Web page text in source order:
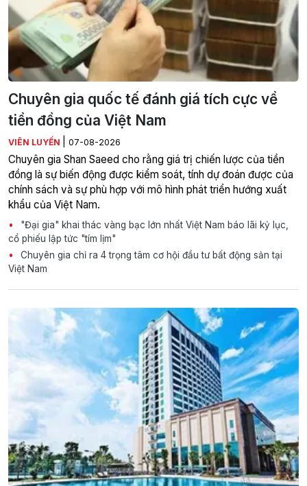
Chuyên gia quốc tế đánh giá tích cực về
tiền đồng của Việt Nam
VIÊN LUYẾN 07-08-2026
Chuyên gia Shan Saeed cho rằng giá trị chiến lược của tiền
đồng là sự biến động được kiểm soát, tính dự đoán được của
chính sách và sự phù hợp với mô hình phát triển hướng xuất
khẩu của Việt Nam.
"Đại gia" khai thác vàng bạc lớn nhất Việt Nam báo lãi kỷ lục,
cổ phiếu lập tức "tím lịm"
Chuyên gia chỉ ra 4 trọng tâm cơ hội đầu tư bất động sản tại
Việt Nam